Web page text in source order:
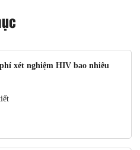
xét nghiệm HIV bao nhiêu